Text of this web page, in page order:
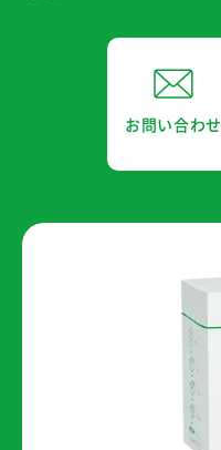
お問い合わせ